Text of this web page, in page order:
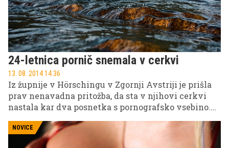
24-letnica pornič snemala v cerkvi
13. 08. 2014 14.36
Iz župnije v Hörschingu v Zgornji Avstriji je prišla
prav nenavadna pritožba, da sta v njihovi cerkvi
nastala kar dva posnetka s pornografsko vsebino.
Pornozvezdnici in snemalni ekipi zdaj grozi do 6
mesecev zapora.
NOVICE